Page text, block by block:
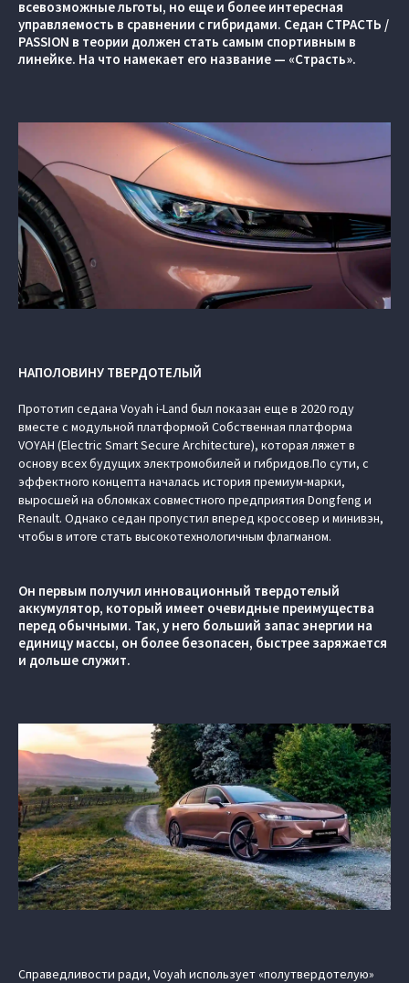
всевозможные льготы, но еще и более интересная
управляемость в сравнении с гибридами. Седан СТРАСТЬ /
PASSION в теории должен стать самым спортивным в
линейке. На что намекает его название — «Страсть».
НАПОЛОВИНУ ТВЕРДОТЕЛЫЙ
Прототип седана Voyah i-Land был показан еще в 2020 году
вместе с модульной платформой Cобственная платформа
VOYAH (Electric Smart Secure Architecture), которая ляжет в
основу всех будущих электромобилей и гибридов.По сути, с
эффектного концепта началась история премиум-марки,
выросшей на обломках совместного предприятия Dongfeng и
Renault. Однако седан пропустил вперед кроссовер и минивэн,
чтобы в итоге стать высокотехнологичным флагманом.
Он первым получил инновационный твердотелый
аккумулятор, который имеет очевидные преимущества
перед обычными. Так, у него больший запас энергии на
единицу массы, он более безопасен, быстрее заряжается
и дольше служит.
Справедливости ради, Voyah использует «полутвердотелую»